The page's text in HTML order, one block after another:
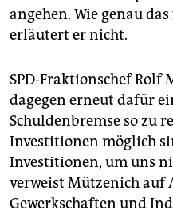
angehen. Wie genau
erläutert er nicht.
SPD-Fraktionschef Rolf
dagegen erneut dafür
Schuldenbremse so zu
Investitionen möglich
Investitionen, um uns
verweist Mützenich auf
Gewerkschaften und